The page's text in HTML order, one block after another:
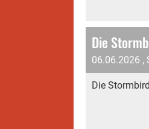
Die
06.06.2026 ,
Die